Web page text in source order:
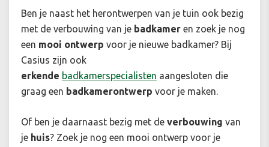
Ben je naast het herontwerpen van je tuin ook bezig
met de verbouwing van je badkamer en zoek je nog
een mooi ontwerp voor je nieuwe badkamer? Bij
Casius zijn ook
erkende badkamerspecialisten aangesloten die
graag een badkamerontwerp voor je maken.
Of ben je daarnaast bezig met de verbouwing van
je huis? Zoek je nog een mooi ontwerp voor je